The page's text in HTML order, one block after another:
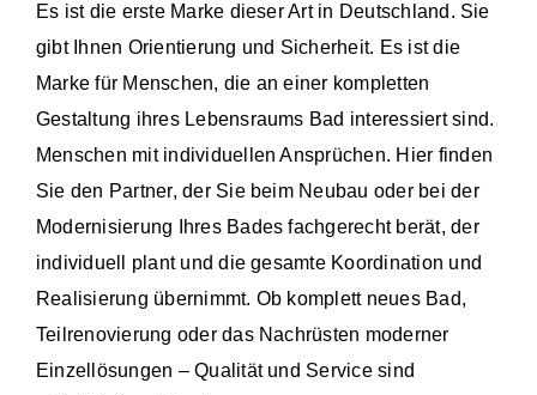
Es ist die erste Marke dieser Art in Deutschland. Sie
gibt Ihnen Orientierung und Sicherheit. Es ist die
Marke für Menschen, die an einer kompletten
Gestaltung ihres Lebensraums Bad interessiert sind.
Menschen mit individuellen Ansprüchen. Hier finden
Sie den Partner, der Sie beim Neubau oder bei der
Modernisierung Ihres Bades fachgerecht berät, der
individuell plant und die gesamte Koordination und
Realisierung übernimmt. Ob komplett neues Bad,
Teilrenovierung oder das Nachrüsten moderner
Einzellösungen – Qualität und Service sind